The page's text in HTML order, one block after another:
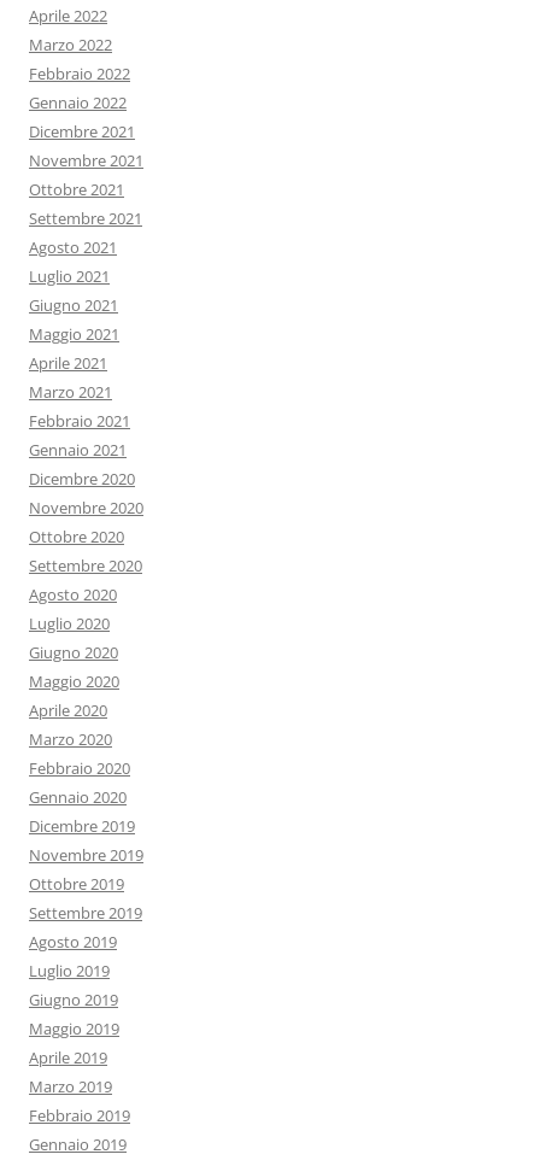
Aprile 2022
Marzo 2022
Febbraio 2022
Gennaio 2022
Dicembre 2021
Novembre 2021
Ottobre 2021
Settembre 2021
Agosto 2021
Luglio 2021
Giugno 2021
Maggio 2021
Aprile 2021
Marzo 2021
Febbraio 2021
Gennaio 2021
Dicembre 2020
Novembre 2020
Ottobre 2020
Settembre 2020
Agosto 2020
Luglio 2020
Giugno 2020
Maggio 2020
Aprile 2020
Marzo 2020
Febbraio 2020
Gennaio 2020
Dicembre 2019
Novembre 2019
Ottobre 2019
Settembre 2019
Agosto 2019
Luglio 2019
Giugno 2019
Maggio 2019
Aprile 2019
Marzo 2019
Febbraio 2019
Gennaio 2019